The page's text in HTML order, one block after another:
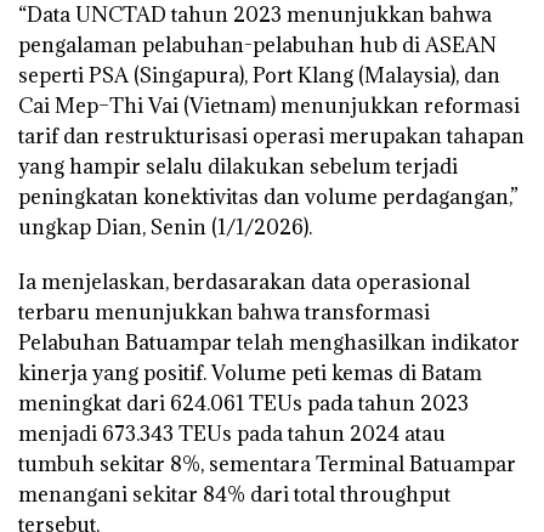
“Data UNCTAD tahun 2023 menunjukkan bahwa
pengalaman pelabuhan-pelabuhan hub di ASEAN
seperti PSA (Singapura), Port Klang (Malaysia), dan
Cai Mep–Thi Vai (Vietnam) menunjukkan reformasi
tarif dan restrukturisasi operasi merupakan tahapan
yang hampir selalu dilakukan sebelum terjadi
peningkatan konektivitas dan volume perdagangan,”
ungkap Dian, Senin (1/1/2026).
Ia menjelaskan, berdasarakan data operasional
terbaru menunjukkan bahwa transformasi
Pelabuhan Batuampar telah menghasilkan indikator
kinerja yang positif. Volume peti kemas di Batam
meningkat dari 624.061 TEUs pada tahun 2023
menjadi 673.343 TEUs pada tahun 2024 atau
tumbuh sekitar 8%, sementara Terminal Batuampar
menangani sekitar 84% dari total throughput
tersebut.